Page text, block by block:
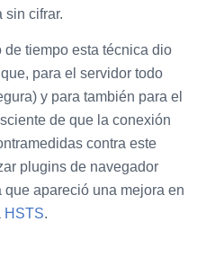
sin cifrar.
tiempo esta técnica dio
para el servidor todo
y para también para el
de que la conexión
contra este
plugins de navegador
apareció una mejora en
HSTS.